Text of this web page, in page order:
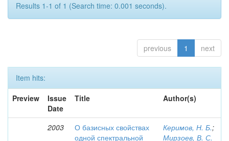
Results 1-1 of 1 (Search time: 0.001 seconds).
previous 1 next
Item hits:
Preview
Issue
Date
Title Author(s)
2003
О базисных свойствах
одной спектральной
Керимов, Н. Б.;
Мирзоев, В. С.